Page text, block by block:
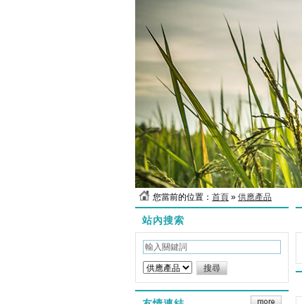
您當前的位置： 首頁 » 供應產品
站內搜索